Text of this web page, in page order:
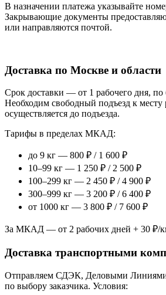
В назначении платежа указывайте
Закрывающие документы
или направляются почтой.
Доставка по Москве и области
Срок доставки — от 1 рабочего дня, по
Необходим свободный подъезд к месту
осуществляется до подъезда.
Тарифы в пределах МКАД:
до 9 кг — 800 ₽ / 1 600 ₽
10–99 кг — 1 250 ₽ / 2 500 ₽
100–299 кг — 2 450 ₽ / 4 900 ₽
300–999 кг — 3 200 ₽ / 6 400 ₽
от 1000 кг — 3 800 ₽ / 7 600 ₽
За МКАД — от 2 рабочих дней + 30 ₽/
Доставка транспортными
Отправляем СДЭК, Деловыми
по выбору заказчика. Условия: